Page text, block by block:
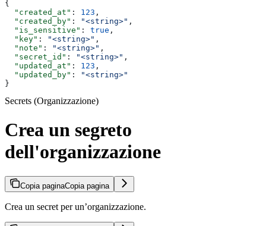
{
  "created_at"
: 123 ,
  "created_by"
: "<string>" ,
  "is_sensitive"
: true ,
  "key"
: "<string>" ,
  "note"
: "<string>" ,
  "secret_id"
: "<string>" ,
  "updated_at"
: 123 ,
  "updated_by"
:
"<string>"
}
Secrets (Organizzazione)
Crea un segreto
dell'organizzazione
Copia paginaCopia pagina
Crea un secret per un’organizzazione.